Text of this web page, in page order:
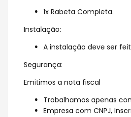
1x Rabeta Completa.
Instalação:
A instalação deve ser
Segurança:
Emitimos a nota fiscal
Trabalhamos apenas
Empresa com CNPJ,